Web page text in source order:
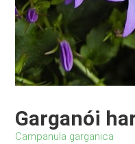
Garganói
Campanula garganica